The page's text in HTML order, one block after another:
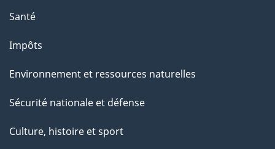
Santé
Impôts
Environnement et ressources naturelles
Sécurité nationale et défense
Culture, histoire et sport